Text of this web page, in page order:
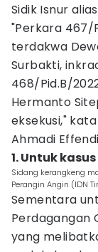
Sidik Isnur
"Perkara 467/
terdakwa
Surbakti,
468/Pid.B/
Hermanto
eksekusi,"
Ahmadi
1. Untuk
Sidang kerangkeng
Perangin Angin (IDN
Sementara
Perdagangan
yang